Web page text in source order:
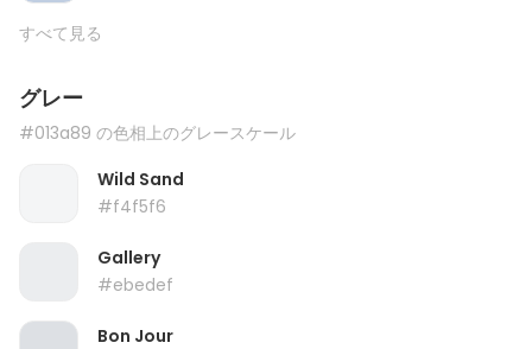
すべて見る
グレー
#013a89 の色相上のグレースケール
Wild Sand
#f4f5f6
Gallery
#ebedef
Bon Jour